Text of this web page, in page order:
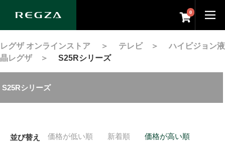
0
レグザ オンラインストア ＞ テレビ＞ ハイビジョン液
晶レグザ＞ S25Rシリーズ
S25Rシリーズ
並び替え 価格が低い順 新着順 価格が高い順